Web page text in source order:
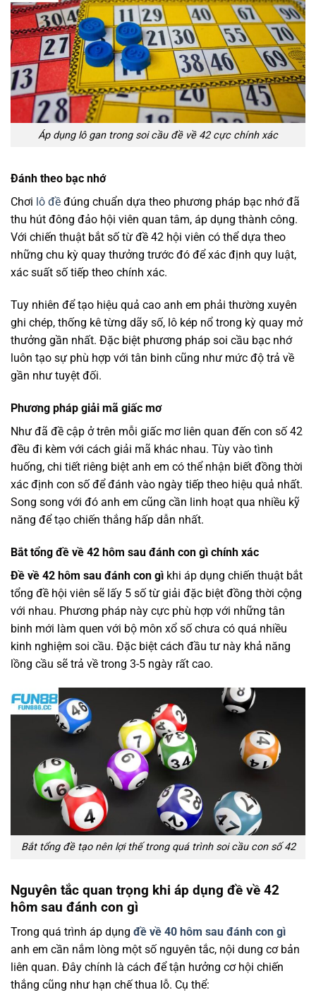
Áp dụng lô gan trong soi cầu đề về 42 cực chính xác
Đánh theo bạc nhớ
Chơi lô đề đúng chuẩn dựa theo phương pháp bạc nhớ đã
thu hút đông đảo hội viên quan tâm, áp dụng thành công.
Với chiến thuật bắt số từ đề 42 hội viên có thể dựa theo
những chu kỳ quay thưởng trước đó để xác định quy luật,
xác suất số tiếp theo chính xác.
Tuy nhiên để tạo hiệu quả cao anh em phải thường xuyên
ghi chép, thống kê từng dãy số, lô kép nổ trong kỳ quay mở
thưởng gần nhất. Đặc biệt phương pháp soi cầu bạc nhớ
luôn tạo sự phù hợp với tân binh cũng như mức độ trả về
gần như tuyệt đối.
Phương pháp giải mã giấc mơ
Như đã đề cập ở trên mỗi giấc mơ liên quan đến con số 42
đều đi kèm với cách giải mã khác nhau. Tùy vào tình
huống, chi tiết riêng biệt anh em có thể nhận biết đồng thời
xác định con số để đánh vào ngày tiếp theo hiệu quả nhất.
Song song với đó anh em cũng cần linh hoạt qua nhiều kỹ
năng để tạo chiến thắng hấp dẫn nhất.
Bắt tổng đề về 42 hôm sau đánh con gì chính xác
Đề về 42 hôm sau đánh con gì khi áp dụng chiến thuật bắt
tổng đề hội viên sẽ lấy 5 số từ giải đặc biệt đồng thời cộng
với nhau. Phương pháp này cực phù hợp với những tân
binh mới làm quen với bộ môn xổ số chưa có quá nhiều
kinh nghiệm soi cầu. Đặc biệt cách đầu tư này khả năng
lồng cầu sẽ trả về trong 3-5 ngày rất cao.
Bắt tổng đề tạo nên lợi thế trong quá trình soi cầu con số 42
Nguyên tắc quan trọng khi áp dụng đề về 42
hôm sau đánh con gì
Trong quá trình áp dụng đề về 40 hôm sau đánh con gì
anh em cần nắm lòng một số nguyên tắc, nội dung cơ bản
liên quan. Đây chính là cách để tận hưởng cơ hội chiến
thắng cũng như hạn chế thua lỗ. Cụ thể: